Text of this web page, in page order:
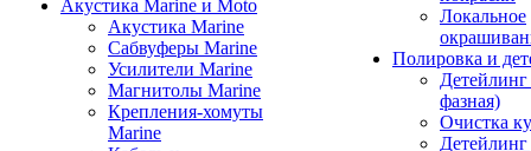
Акустика Marine и Moto
Акустика Marine
Сабвуферы Marine
Усилители Marine
Магнитолы Marine
Крепления-хомуты
Marine
Локальное
Полировка и
фазная)
Очистка
Детейлинг